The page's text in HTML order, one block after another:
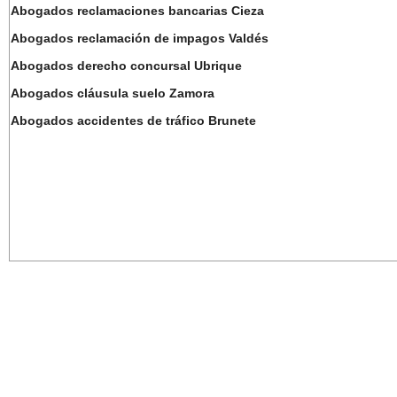
Abogados reclamaciones bancarias Cieza
Abogados reclamación de impagos Valdés
Abogados derecho concursal Ubrique
Abogados cláusula suelo Zamora
Abogados accidentes de tráfico Brunete